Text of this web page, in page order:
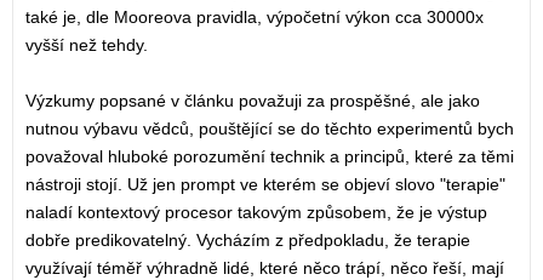
také je, dle Mooreova pravidla, výpočetní výkon cca 30000x
vyšší než tehdy.
Výzkumy popsané v článku považuji za prospěšné, ale jako
nutnou výbavu vědců, pouštějící se do těchto experimentů bych
považoval hluboké porozumění technik a principů, které za těmi
nástroji stojí. Už jen prompt ve kterém se objeví slovo "terapie"
naladí kontextový procesor takovým způsobem, že je výstup
dobře predikovatelný. Vycházím z předpokladu, že terapie
využívají téměř výhradně lidé, které něco trápí, něco řeší, mají